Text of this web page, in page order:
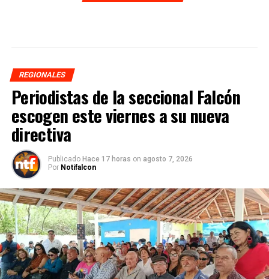
REGIONALES
Periodistas de la seccional Falcón
escogen este viernes a su nueva
directiva
Publicado Hace 17 horas on agosto 7, 2026
Por Notifalcon